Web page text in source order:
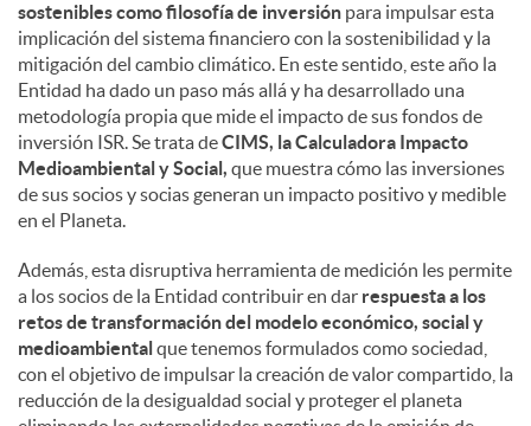
sostenibles como filosofía de inversión para impulsar esta
implicación del sistema financiero con la sostenibilidad y la
mitigación del cambio climático. En este sentido, este año la
Entidad ha dado un paso más allá y ha desarrollado una
metodología propia que mide el impacto de sus fondos de
inversión ISR. Se trata deCIMS, la Calculadora Impacto
Medioambiental y Social, que muestra cómo las inversiones
de sus socios y socias generan un impacto positivo y medible
en el Planeta.
Además, esta disruptiva herramienta de medición les permite
a los socios de la Entidad contribuir en dar respuesta a los
retos de transformación del modelo económico, social y
medioambiental que tenemos formulados como sociedad,
con el objetivo de impulsar la creación de valor compartido, la
reducción de la desigualdad social y proteger el planeta